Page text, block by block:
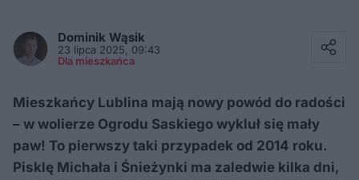
Dominik Wąsik
23 lipca 2025, 09:43
Dla mieszkańca
Mieszkańcy Lublina mają nowy powód do radości
– w wolierze Ogrodu Saskiego wykluł się mały
paw! To pierwszy taki przypadek od 2014 roku.
Pisklę Michała i Śnieżynki ma zaledwie kilka dni,